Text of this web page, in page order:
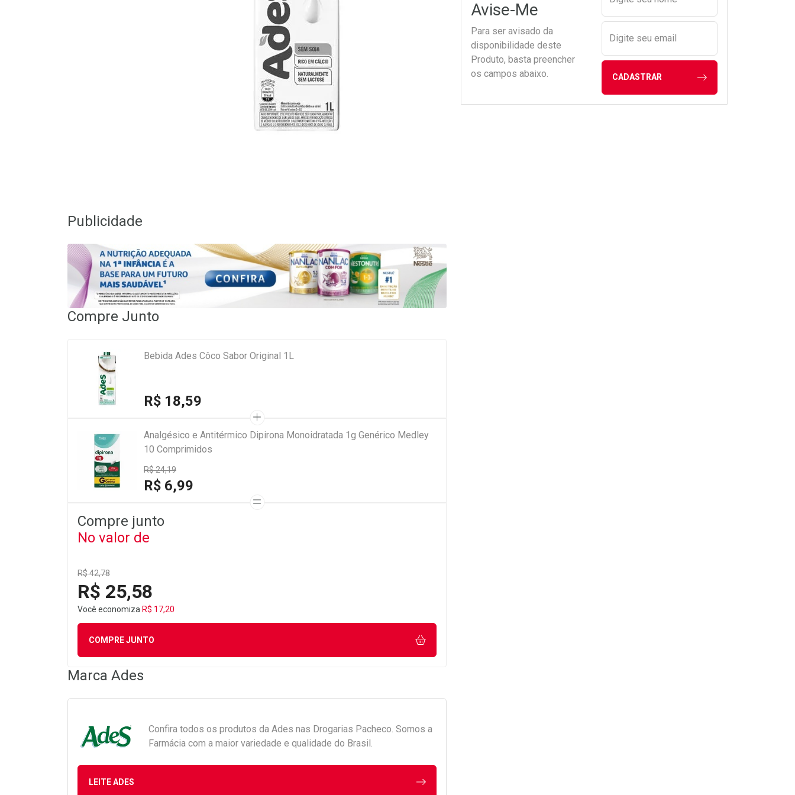
Avise-Me
Para ser avisado da
disponibilidade deste
Produto, basta preencher
os campos abaixo.
Digite seu email
CADASTRAR
Publicidade
Compre Junto
Bebida Ades Côco Sabor Original 1L
R$ 18,59
Analgésico e Antitérmico Dipirona Monoidratada 1g Genérico Medley
10 Comprimidos
R$ 24,19
R$ 6,99
Compre junto
No valor de
R$ 42,78
R$ 25,58
Você economiza R$ 17,20
COMPRE JUNTO
Marca Ades
Confira todos os produtos da Ades nas Drogarias Pacheco. Somos a
Farmácia com a maior variedade e qualidade do Brasil.
LEITE ADES